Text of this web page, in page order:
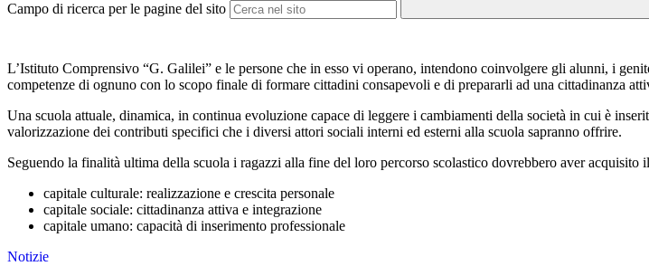
Campo di ricerca per le pagine del sito
L’Istituto Comprensivo “G. Galilei” e le persone che in esso vi operano, intendono coinvolgere gli alunni, i
competenze di ognuno con lo scopo finale di formare cittadini consapevoli e di prepararli ad una cittadinanza
Una scuola attuale, dinamica, in continua evoluzione capace di leggere i cambiamenti della società in cui è
valorizzazione dei contributi specifici che i diversi attori sociali interni ed esterni alla scuola sapranno offrire.
Seguendo la finalità ultima della scuola i ragazzi alla fine del loro percorso scolastico dovrebbero aver
capitale culturale: realizzazione e crescita personale
capitale sociale: cittadinanza attiva e integrazione
capitale umano: capacità di inserimento professionale
Notizie